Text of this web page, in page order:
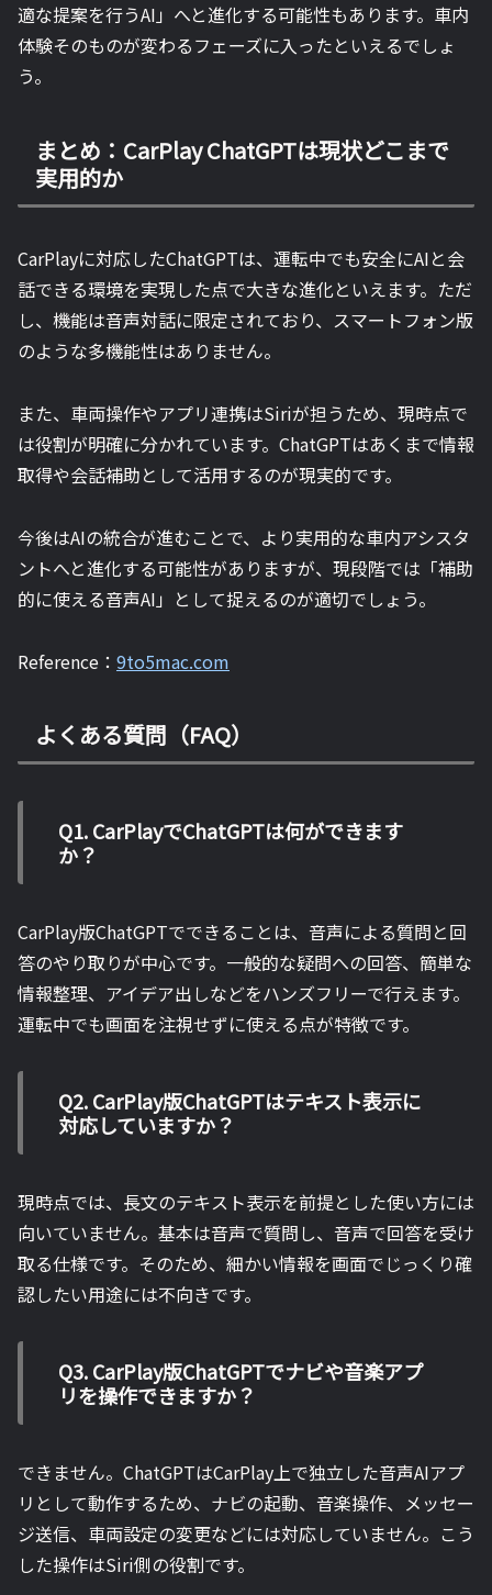
適な提案を行うAI」へと進化する可能性もあります。車内
体験そのものが変わるフェーズに入ったといえるでしょ
う。
まとめ：CarPlay ChatGPTは現状どこまで
実用的か
CarPlayに対応したChatGPTは、運転中でも安全にAIと会
話できる環境を実現した点で大きな進化といえます。ただ
し、機能は音声対話に限定されており、スマートフォン版
のような多機能性はありません。
また、車両操作やアプリ連携はSiriが担うため、現時点で
は役割が明確に分かれています。ChatGPTはあくまで情報
取得や会話補助として活用するのが現実的です。
今後はAIの統合が進むことで、より実用的な車内アシスタ
ントへと進化する可能性がありますが、現段階では「補助
的に使える音声AI」として捉えるのが適切でしょう。
Reference： 9to5mac.com
よくある質問（FAQ）
Q1. CarPlayでChatGPTは何ができます
か？
CarPlay版ChatGPTでできることは、音声による質問と回
答のやり取りが中心です。一般的な疑問への回答、簡単な
情報整理、アイデア出しなどをハンズフリーで行えます。
運転中でも画面を注視せずに使える点が特徴です。
Q2. CarPlay版ChatGPTはテキスト表示に
対応していますか？
現時点では、長文のテキスト表示を前提とした使い方には
向いていません。基本は音声で質問し、音声で回答を受け
取る仕様です。そのため、細かい情報を画面でじっくり確
認したい用途には不向きです。
Q3. CarPlay版ChatGPTでナビや音楽アプ
リを操作できますか？
できません。ChatGPTはCarPlay上で独立した音声AIアプ
リとして動作するため、ナビの起動、音楽操作、メッセー
ジ送信、車両設定の変更などには対応していません。こう
した操作はSiri側の役割です。